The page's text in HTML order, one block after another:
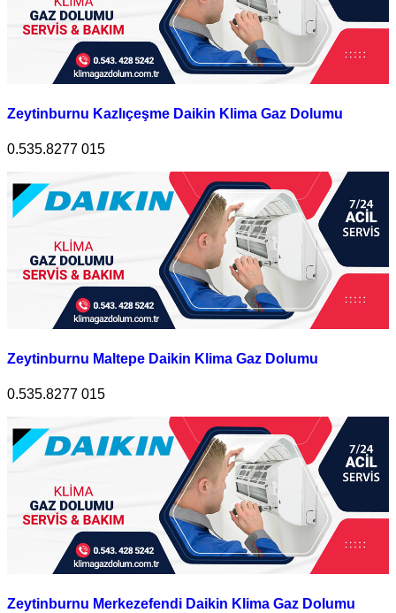
Zeytinburnu Kazlıçeşme Daikin Klima Gaz Dolumu
0.535.8277 015
Zeytinburnu Maltepe Daikin Klima Gaz Dolumu
0.535.8277 015
Zeytinburnu Merkezefendi Daikin Klima Gaz Dolumu